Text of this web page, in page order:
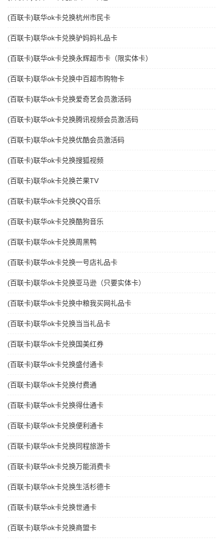
(百联卡)联华ok卡兑换杭州市民卡
(百联卡)联华ok卡兑换驴妈妈礼品卡
(百联卡)联华ok卡兑换永辉超市卡（限实体卡）
(百联卡)联华ok卡兑换中百超市购物卡
(百联卡)联华ok卡兑换爱奇艺会员激活码
(百联卡)联华ok卡兑换腾讯视频会员激活码
(百联卡)联华ok卡兑换优酷会员激活码
(百联卡)联华ok卡兑换搜狐视频
(百联卡)联华ok卡兑换芒果TV
(百联卡)联华ok卡兑换QQ音乐
(百联卡)联华ok卡兑换酷狗音乐
(百联卡)联华ok卡兑换周黑鸭
(百联卡)联华ok卡兑换一号店礼品卡
(百联卡)联华ok卡兑换亚马逊（只要实体卡）
(百联卡)联华ok卡兑换中粮我买网礼品卡
(百联卡)联华ok卡兑换当当礼品卡
(百联卡)联华ok卡兑换国美红券
(百联卡)联华ok卡兑换盛付通卡
(百联卡)联华ok卡兑换付费通
(百联卡)联华ok卡兑换得仕通卡
(百联卡)联华ok卡兑换便利通卡
(百联卡)联华ok卡兑换同程旅游卡
(百联卡)联华ok卡兑换万能消费卡
(百联卡)联华ok卡兑换生活杉德卡
(百联卡)联华ok卡兑换世通卡
(百联卡)联华ok卡兑换商盟卡